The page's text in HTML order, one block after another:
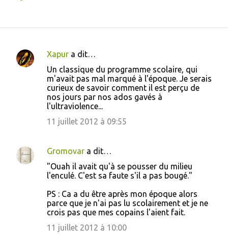
C
t
a
Xapur a dit…
Un classique du programme scolaire, qui
m'avait pas mal marqué à l'époque. Je serais
curieux de savoir comment il est perçu de
nos jours par nos ados gavés à
l'ultraviolence...
11 juillet 2012 à 09:55
Gromovar a dit…
"Ouah il avait qu'à se pousser du milieu
l'enculé. C'est sa faute s'il a pas bougé."
PS : Ca a du être après mon époque alors
parce que je n'ai pas lu scolairement et je ne
crois pas que mes copains l'aient fait.
11 juillet 2012 à 10:00